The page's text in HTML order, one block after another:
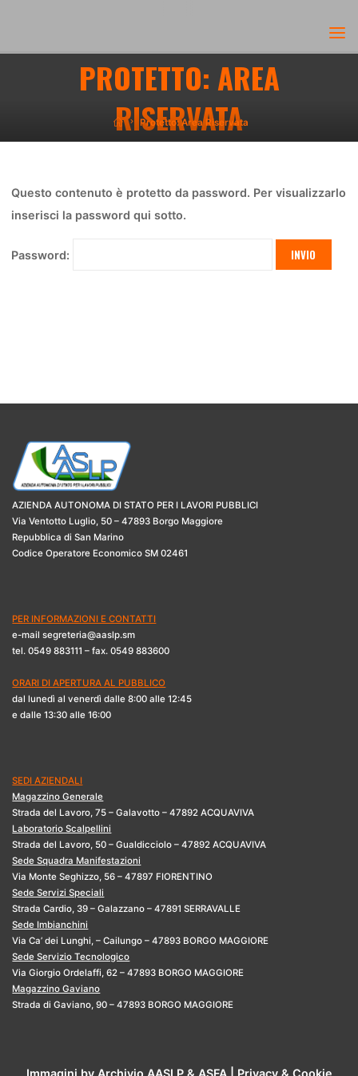
content
PROTETTO: AREA
RISERVATA
HomeProtetto: Area Riservata
Questo contenuto è protetto da password. Per visualizzarlo
inserisci la password qui sotto.
Password:
AZIENDA AUTONOMA DI STATO PER I LAVORI PUBBLICI
Via Ventotto Luglio, 50 – 47893 Borgo Maggiore
Repubblica di San Marino
Codice Operatore Economico SM 02461
PER INFORMAZIONI E CONTATTI
e-mail segreteria@aaslp.sm
tel. 0549 883111 – fax. 0549 883600
ORARI DI APERTURA AL PUBBLICO
dal lunedì al venerdì dalle 8:00 alle 12:45
e dalle 13:30 alle 16:00
SEDI AZIENDALI
Magazzino Generale
Strada del Lavoro, 75 – Galavotto – 47892 ACQUAVIVA
Laboratorio Scalpellini
Strada del Lavoro, 50 – Gualdicciolo – 47892 ACQUAVIVA
Sede Squadra Manifestazioni
Via Monte Seghizzo, 56 – 47897 FIORENTINO
Sede Servizi Speciali
Strada Cardio, 39 – Galazzano – 47891 SERRAVALLE
Sede Imbianchini
Via Ca’ dei Lunghi, – Cailungo – 47893 BORGO MAGGIORE
Sede Servizio Tecnologico
Via Giorgio Ordelaffi, 62 – 47893 BORGO MAGGIORE
Magazzino Gaviano
Strada di Gaviano, 90 – 47893 BORGO MAGGIORE
Immagini by Archivio AASLP & ASFA Privacy & Cookie